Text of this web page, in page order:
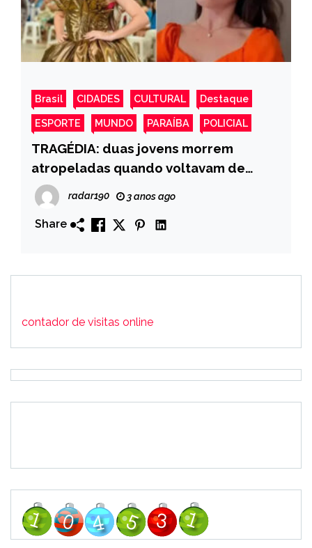
Brasil CIDADES CULTURAL Destaque
ESPORTE MUNDO PARAÍBA POLICIAL
TRAGÉDIA: duas jovens morrem
atropeladas quando voltavam de
ensaio fotográfico no Sertão da
Paraíba
radar190 3 anos ago
Share
contador de visitas online